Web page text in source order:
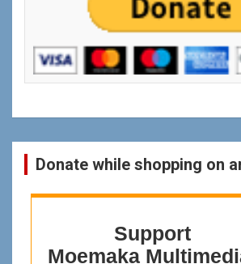
Donate while shopping on